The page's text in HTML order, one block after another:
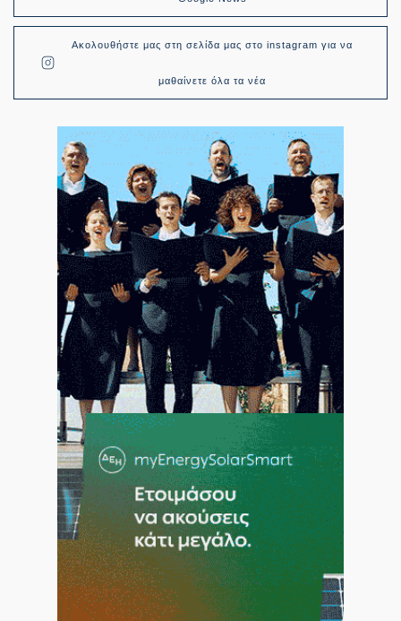
Ακολουθήστε μας στη σελίδα μας στο instagram για να
μαθαίνετε όλα τα νέα